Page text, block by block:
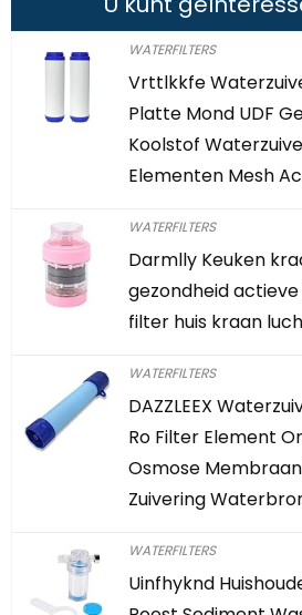
WATERFILTERS
Vrttlkkfe
Platte Mond UDF
Koolstof
Elementen Mesh
WATERFILTERS
Darmlly Keuken
gezondheid
filter huis kraan
WATERFILTERS
DAZZLEEX
Ro Filter Element
Osmose
Zuivering
WATERFILTERS
Uinfhyknd